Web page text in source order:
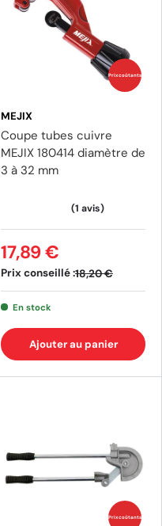
Prix coûtants
MEJIX
Coupe tubes cuivre
MEJIX 180414 diamètre de
3 à 32 mm
Prix conseillé :18,20 €
17,89 €
En stock
Ajouter au panier
Prix coûtants